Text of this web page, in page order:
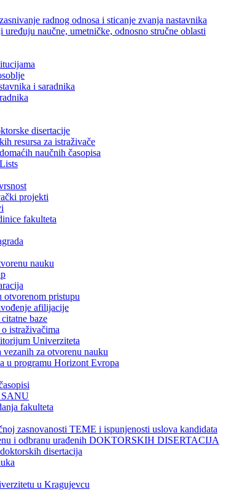
radnog odnosa i sticanje zvanja nastavnika
naučne, umetničke, odnosno stručne oblasti
i saradnika
disertacije
resursa za istraživače
naučnih časopisa
projekti
fakulteta
nauku
pristupu
afilijacije
baze
istraživačima
Univerziteta
vezanih za otvorenu nauku
u programu Horizont Evropa
SANU
fakulteta
zasnovanosti TEME i ispunjenosti uslova kandidata
i odbranu urađenih DOKTORSKIH DISERTACIJA
disertacija
u Kragujevcu